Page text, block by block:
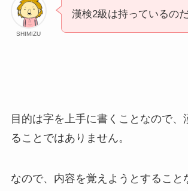
SHIMIZU
漢検2級は持っているの
目的は字を上手に書くことなので、
ることではありません。
なので、内容を覚えようとすること